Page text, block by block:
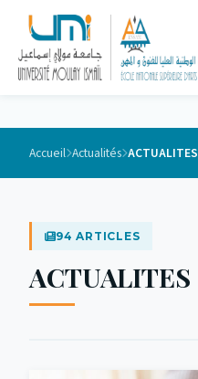
Accueil Actualités ACTUALITES
94 ARTICLES
ACTUALITES